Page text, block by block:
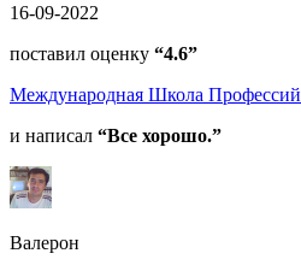
16-09-2022
поставил оценку “4.6”
Международная Школа Профессий
и написал “Все хорошо.”
Валерон